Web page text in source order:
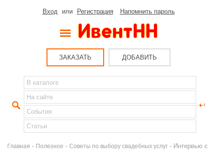
Вход или Регистрация Напомнить пароль
ЗАКАЗАТЬ ДОБАВИТЬ
Главная - Полезное - Советы по выбору свадебных услуг - Интервью с